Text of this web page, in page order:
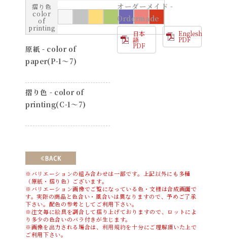
摺り色
color
of
printing
原紙 - color of
paper(P-1〜7)
摺り色 - color of
printing(C-1〜7)
オーダーメイド -
Ordermade
日本
語
PDF
Englesh
PDF
※バリエーションの組み合わせは一部です。上記以外にも多種
（原紙・摺り色）ございます。
※バリエーション画像でご覧になっている色・文様は合成画面で
す。実際の商品と色合い・風合いは異なりますので、予めご了承
下さい。配色の参考としてご利用下さい。
※注文毎に絵具を調合して摺り上げておりますので、ロットによ
り多少の色合いのバラ付きが生じます。
※画像を出力される場合は、 利用規約を十分にご理解頂いた上で
ご利用下さい。